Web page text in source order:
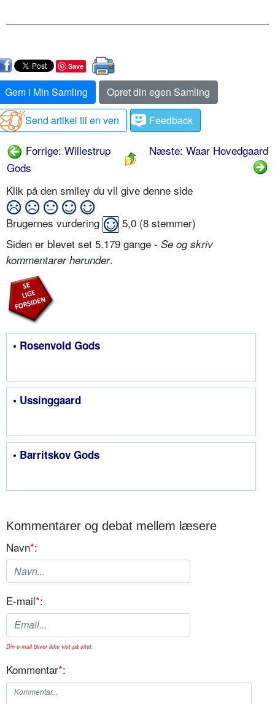
Save
Gem i Min Samling
Opret din egen Samling
Send artikel til en ven
Feedback
Forrige: Willestrup
Gods
Næste: Waar Hovedgaard
Klik på den smiley du vil give denne side
Brugernes vurdering 5,0 (8 stemmer)
Siden er blevet set 5.179 gange - Se og skriv
kommentarer herunder.
• Rosenvold Gods
• Ussinggaard
• Barritskov Gods
Kommentarer og debat mellem læsere
Navn*:
E-mail*:
Din e-mail bliver ikke vist på sitet.
Kommentar*: